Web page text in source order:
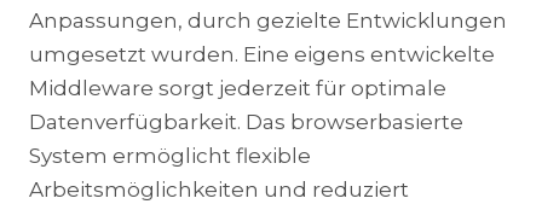
Anpassungen, durch gezielte Entwicklungen
umgesetzt wurden. Eine eigens entwickelte
Middleware sorgt jederzeit für optimale
Datenverfügbarkeit. Das browserbasierte
System ermöglicht flexible
Arbeitsmöglichkeiten und reduziert